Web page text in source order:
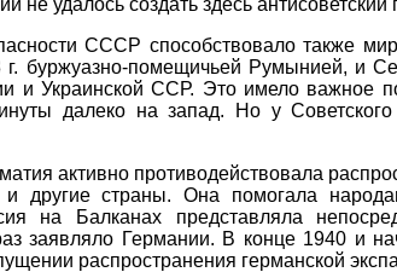
СССР способствовало также
буржуазно-помещичьей Румынией, и
и Украинской ССР. Это имело важное
далеко на запад. Но у
активно противодействовала
другие страны. Она помогала
на Балканах представляла
заявляло Германии. В конце 1940 и
распространения германской